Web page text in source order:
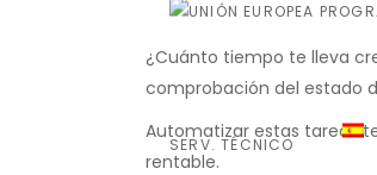
SERV. TÉCNICO
¿Cuánto tiempo te lleva
comprobación del estado
Automatizar estas tareas
rentable.